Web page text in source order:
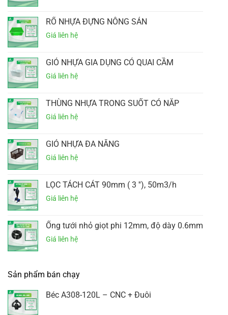
RỔ NHỰA ĐỰNG NÔNG SẢN
GIỎ NHỰA GIA DỤNG CÓ QUAI CẦM
THÙNG NHỰA TRONG SUỐT CÓ NẮP
GIỎ NHỰA ĐA NĂNG
LỌC TÁCH CÁT 90mm ( 3 ''), 50m3/h
Ống tưới nhỏ giọt phi 12mm, độ dày 0.6mm
Sản phẩm bán chạy
Béc A308-120L – CNC + Đuôi